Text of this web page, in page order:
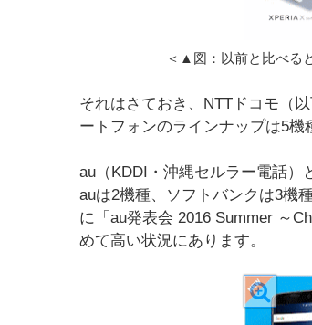
＜▲図：以前と比べる
それはさておき、NTTドコモ（
ートフォンのラインナップは5
au（KDDI・沖縄セルラー電話）
auは2機種、ソフトバンクは3機
に「au発表会 2016 Summer ～
めて高い状況にあります。